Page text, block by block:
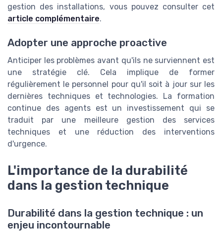
gestion des installations, vous pouvez consulter cet
article complémentaire.
Adopter une approche proactive
Anticiper les problèmes avant qu'ils ne surviennent est
une stratégie clé. Cela implique de former
régulièrement le personnel pour qu'il soit à jour sur les
dernières techniques et technologies. La formation
continue des agents est un investissement qui se
traduit par une meilleure gestion des services
techniques et une réduction des interventions
d'urgence.
L'importance de la durabilité
dans la gestion technique
Durabilité dans la gestion technique : un
enjeu incontournable